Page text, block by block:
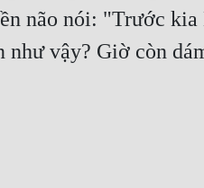
não nói: "Trước
vậy? Giờ còn